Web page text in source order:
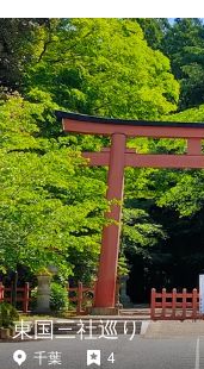
東国三社巡り
千葉 4